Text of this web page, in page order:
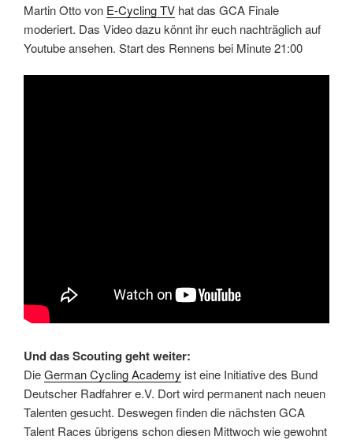
Martin Otto von E-Cycling TV hat das GCA Finale
moderiert. Das Video dazu könnt ihr euch nachträglich auf
Youtube ansehen. Start des Rennens bei Minute 21:00
Und das Scouting geht weiter:
DieGerman Cycling Academy ist eine Initiative des Bund
Deutscher Radfahrer e.V. Dort wird permanent nach neuen
Talenten gesucht. Deswegen finden die nächsten GCA
Talent Races übrigens schon diesen Mittwoch wie gewohnt